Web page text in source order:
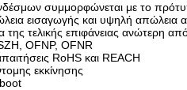
συμμορφώνεται με το
εισαγωγής και υψηλή απώλεια
της τελικής επιφάνειας ανώτερη
OFNP, OFNR
RoHS και REACH
εκκίνησης